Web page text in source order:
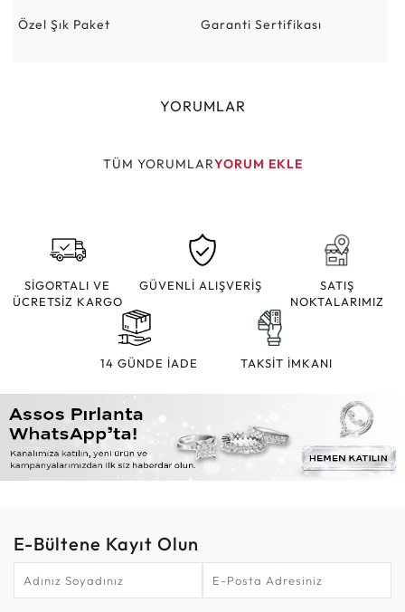
Özel Şık Paket Garanti Sertifikası
YORUMLAR
TÜM YORUMLARYORUM EKLE
SİGORTALI VE
ÜCRETSİZ KARGO
GÜVENLİ ALIŞVERİŞ
SATIŞ
NOKTALARIMIZ
14 GÜNDE İADE TAKSİT İMKANI
E-Bültene Kayıt Olun